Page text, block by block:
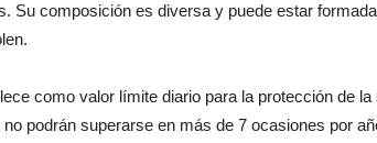
Su composición es diversa y puede estar
como valor límite diario para la protección de
podrán superarse en más de 7 ocasiones por